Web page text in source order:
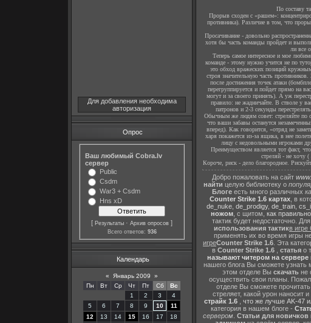
Для добавления необходима
авторизация
Опрос
Ваш любимый Cobra.lv
сервер
Public
Csdm
War3 + Csdm
Hns xD
[ Результаты · Архив опросов ]
Всего ответов: 936
Календарь
« Январь 2009
»
Пн
Вт Ср Чт Пт Сб
Вс
1
2 3
4
5
6 7 8 9 10
11
12
13 14 15 16 17
18
По составу
Прорыв сходен с «рашем»:
противника). Различие в том, что
Просачивание - довольно
хотя бы часть команды пройдет и
ли все
Теперь самое интересное и мое
команде - этому нужно учится не по
это обход вражеских позиций
строя значительную часть противников.
после достижения точек атаки
перегруппируется и пойдет прямо на
могут и за своего принять). А уж
правило: не жадничайте. В стволе у
патронов и 2-3 секунды
Обычным же людям совет: стреляйте по
что ваши забавы останутся
вперед). Как говорится, «отряд не
харя покажется из-за ящика, в нее
лицу с недовольными игроками
Преимуществом является тот факт,
стреляй - не хочу (
Короче, риск - дело благородное.
Добро пожаловать на сайт
найти целую библиотеку о
Блоге есть много различных
Counter Strike 1.6 картах, в
de_nuke, de_prodigy, de_train,
ножом , с щитом, как
тактик будет недостаточно.
использования тактикв игре
применять их во время игры
игреCounter Strike 1.6 . Эта
в Counter Strike 1.6 статья о
называют читером на сервере
нашего блога Вы сможете узнать
этом отделе Вы скачатьне
осуществить свои планы.
отделе Вы сможете прочитать
стреляет, какой урон наносит
страйк 1.6
что же лучше AK-47
категория в нашем блоге -
сервером Статьи для новичков